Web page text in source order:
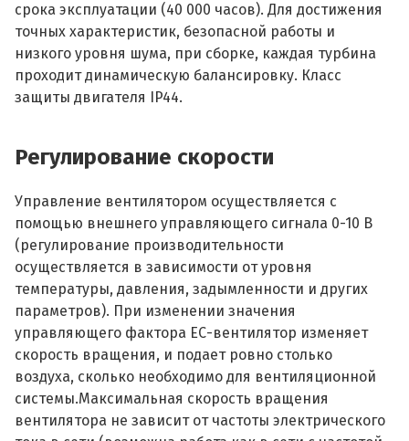
срока эксплуатации (40 000 часов). Для достижения
точных характеристик, безопасной работы и
низкого уровня шума, при сборке, каждая турбина
проходит динамическую балансировку. Класс
защиты двигателя IP44.
Регулирование скорости
Управление вентилятором осуществляется с
помощью внешнего управляющего сигнала 0-10 В
(регулирование производительности
осуществляется в зависимости от уровня
температуры, давления, задымленности и других
параметров). При изменении значения
управляющего фактора ЕС-вентилятор изменяет
скорость вращения, и подает ровно столько
воздуха, сколько необходимо для вентиляционной
системы.Максимальная скорость вращения
вентилятора не зависит от частоты электрического